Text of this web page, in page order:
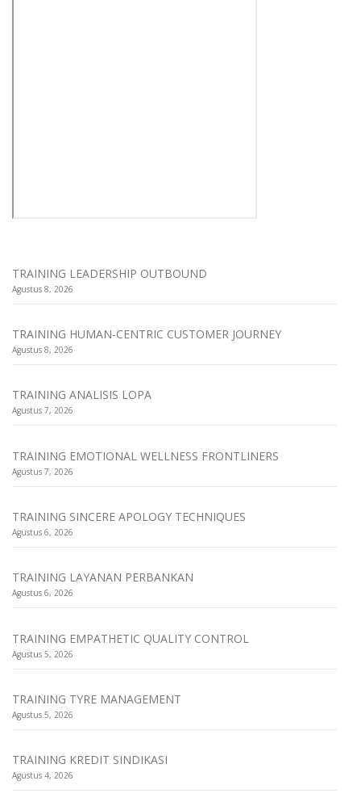
TRAINING LEADERSHIP OUTBOUND
Agustus 8, 2026
TRAINING HUMAN-CENTRIC CUSTOMER JOURNEY
Agustus 8, 2026
TRAINING ANALISIS LOPA
Agustus 7, 2026
TRAINING EMOTIONAL WELLNESS FRONTLINERS
Agustus 7, 2026
TRAINING SINCERE APOLOGY TECHNIQUES
Agustus 6, 2026
TRAINING LAYANAN PERBANKAN
Agustus 6, 2026
TRAINING EMPATHETIC QUALITY CONTROL
Agustus 5, 2026
TRAINING TYRE MANAGEMENT
Agustus 5, 2026
TRAINING KREDIT SINDIKASI
Agustus 4, 2026